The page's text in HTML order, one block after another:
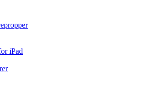
iPad